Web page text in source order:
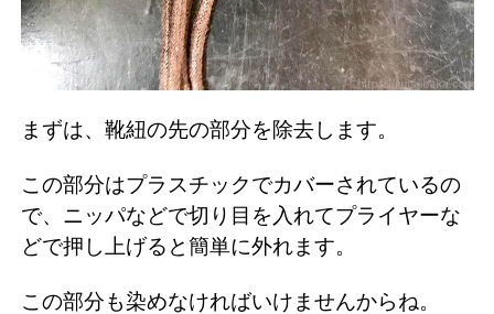
まずは、靴紐の先の部分を除去します。
この部分はプラスチックでカバーされているの
で、ニッパなどで切り目を入れてプライヤーな
どで押し上げると簡単に外れます。
この部分も染めなければいけませんからね。